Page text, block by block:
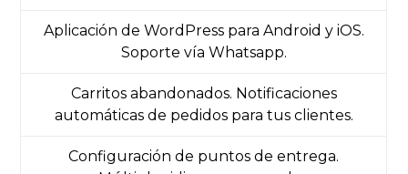
Aplicación de WordPress para Android y iOS.
Soporte vía Whatsapp.
Carritos abandonados. Notificaciones
automáticas de pedidos para tus clientes.
Configuración de puntos de entrega.